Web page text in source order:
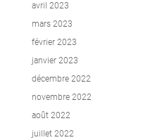
avril 2023
mars 2023
février 2023
janvier 2023
décembre 2022
novembre 2022
août 2022
juillet 2022